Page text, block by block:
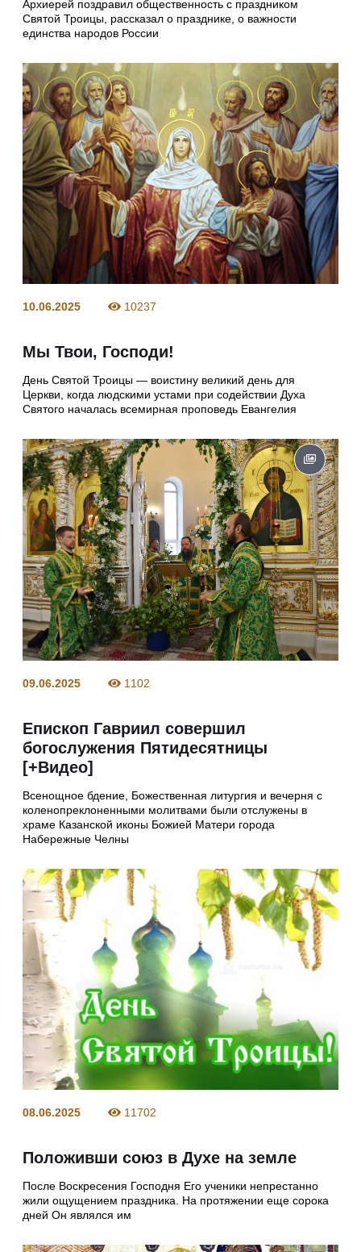
Архиерей поздравил общественность с праздником
Святой Троицы, рассказал о празднике, о важности
единства народов России
10.06.2025 10237
Мы Твои, Господи!
День Святой Троицы — воистину великий день для
Церкви, когда людскими устами при содействии Духа
Святого началась всемирная проповедь Евангелия
09.06.2025 1102
Епископ Гавриил совершил
богослужения Пятидесятницы
[+Видео]
Всенощное бдение, Божественная литургия и вечерня с
коленопреклоненными молитвами были отслужены в
храме Казанской иконы Божией Матери города
Набережные Челны
08.06.2025 11702
Положивши союз в Духе на земле
После Воскресения Господня Его ученики непрестанно
жили ощущением праздника. На протяжении еще сорока
дней Он являлся им